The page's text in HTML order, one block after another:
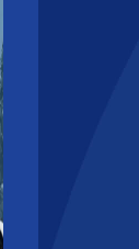
至中国电信
专题讲座